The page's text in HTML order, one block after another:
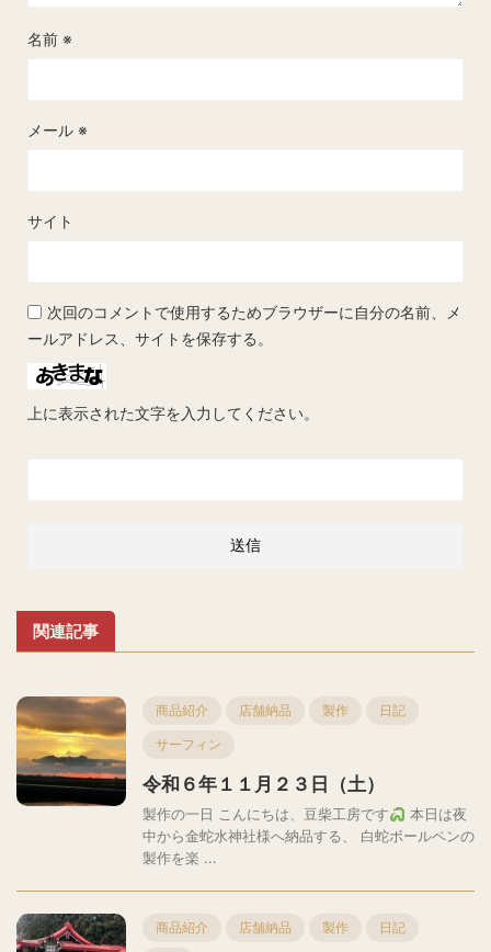
名前 ※
メール ※
サイト
次回のコメントで使用するためブラウザーに自分の名前、メ
ールアドレス、サイトを保存する。
上に表示された文字を入力してください。
関連記事
商品紹介 店舗納品 製作 日記
サーフィン
令和６年１１月２３日（土）
製作の一日 こんにちは、豆柴工房です
本日は夜
中から金蛇水神社様へ納品する、 白蛇ボールペンの
製作を楽 ...
商品紹介 店舗納品 製作 日記